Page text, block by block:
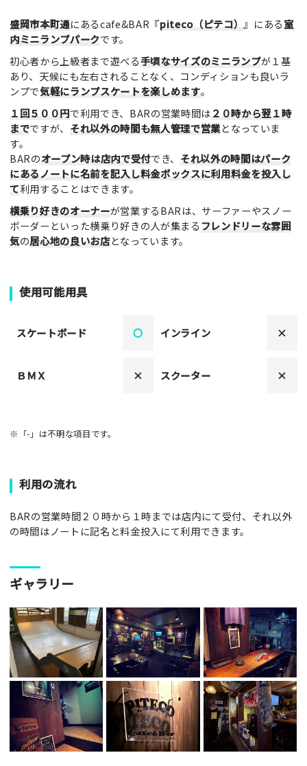
盛岡市本町通にあるcafe&BAR『piteco（ピテコ） 』にある室
内ミニランプパークです。
初心者から上級者まで遊べる手頃なサイズのミニランプが１基
あり、天候にも左右されることなく、コンディションも良いラ
ンプで気軽にランプスケートを楽しめます。
１回５００円で利用でき、BARの営業時間は２０時から翌１時
までですが、 それ以外の時間も無人管理で営業となっていま
す。
BARのオープン時は店内で受付でき、 それ以外の時間はパーク
にあるノートに名前を記入し料金ボックスに利用料金を投入し
て利用することはできます。
横乗り好きのオーナーが営業するBARは、サーファーやスノー
ボーダーといった横乗り好きの人が集まる フレンドリーな雰囲
気の居心地の良いお店となっています。
使用可能用具
スケートボード 〇 インライン ×
ＢＭＸ × スクーター ×
※「-」は不明な項目です。
利用の流れ
BARの営業時間２０時から１時までは店内にて受付、それ以外
の時間はノートに記名と料金投入にて利用できます。
ギャラリー